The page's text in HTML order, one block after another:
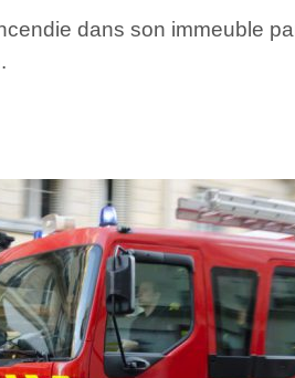
dans son immeuble